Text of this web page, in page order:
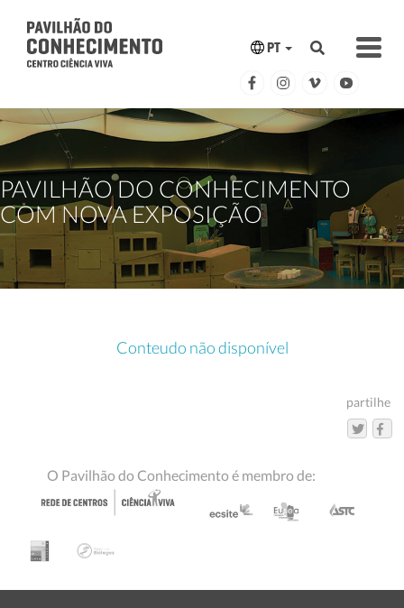
PT
PAVILHÃO DO CONHECIMENTO
COM NOVA EXPOSIÇÃO
Conteudo não disponível
partilhe
O Pavilhão do Conhecimento é membro de: